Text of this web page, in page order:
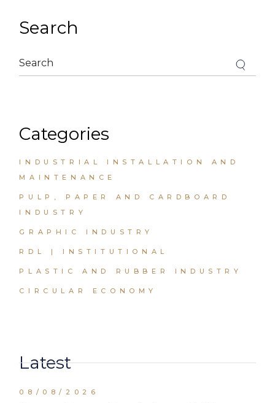
Search
Categories
INDUSTRIAL INSTALLATION AND
MAINTENANCE
PULP, PAPER AND CARDBOARD
INDUSTRY
GRAPHIC INDUSTRY
RDL | INSTITUTIONAL
PLASTIC AND RUBBER INDUSTRY
CIRCULAR ECONOMY
Latest
08/08/2026